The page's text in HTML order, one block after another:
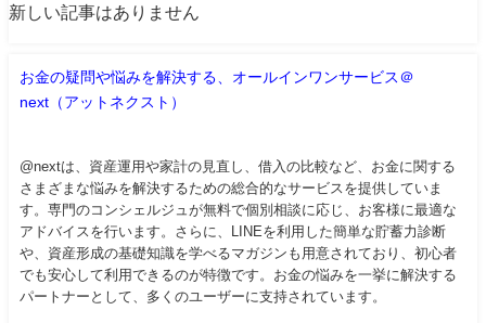
新しい記事はありません
お金の疑問や悩みを解決する、オールインワンサービス＠
next（アットネクスト）
@nextは、資産運用や家計の見直し、借入の比較など、お金に関する
さまざまな悩みを解決するための総合的なサービスを提供していま
す。専門のコンシェルジュが無料で個別相談に応じ、お客様に最適な
アドバイスを行います。さらに、LINEを利用した簡単な貯蓄力診断
や、資産形成の基礎知識を学べるマガジンも用意されており、初心者
でも安心して利用できるのが特徴です。お金の悩みを一挙に解決する
パートナーとして、多くのユーザーに支持されています。